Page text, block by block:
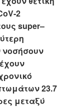
-2
super–
νοσήσουν
23.7
μεταξύ